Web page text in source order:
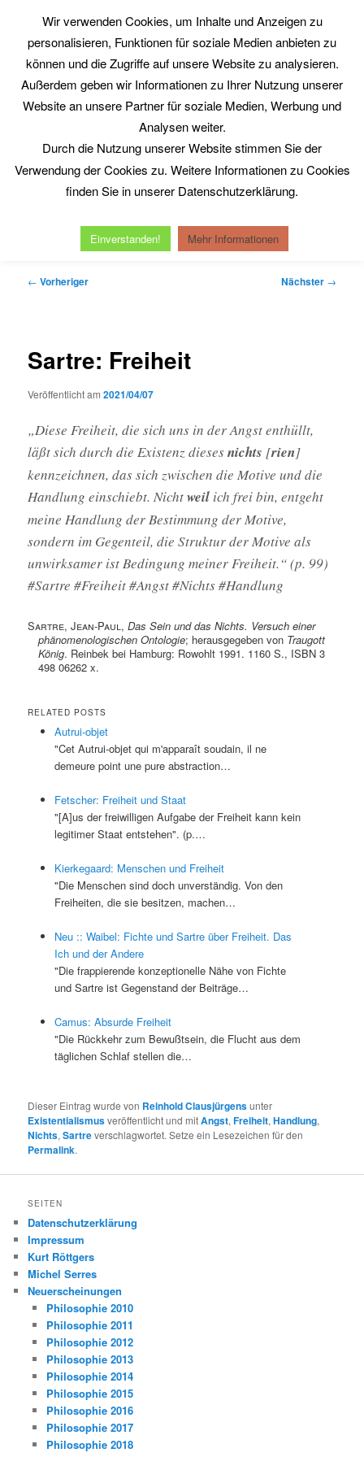
springenPhilosophy@Work
www.philosophy-at-work.eu
HauptmenüHome Neuerscheinungen Kurt Röttgers
Datenschutzerklärung Impressum
Beitragsnavigation
← Vorheriger Nächster →
Sartre: Freiheit
Veröffentlicht am2021/04/07
„Diese Freiheit, die sich uns in der Angst enthüllt,
läßt sich durch die Existenz diesesnichts [rien]
kennzeichnen, das sich zwischen die Motive und die
Handlung ein­schiebt. Nichtweil ich frei bin, entgeht
meine Handlung der Bestimmung der Motive,
sondern im Gegenteil, die Struktur der Motive als
unwirksamer ist Bedingung meiner Freiheit.“ (p. 99)
#Sartre #Freiheit #Angst #Nichts #Handlung
Sartre, Jean-Paul ,Das Sein und das Nichts. Versuch einer
phänomenologischen Ontologie; herausgegeben von Traugott
König. Reinbek bei Hamburg: Rowohlt 1991. 1160 S., ISBN 3
498 06262 x.
RELATED POSTS
Autrui-objet
"Cet Autrui-objet qui m'apparaît soudain, il ne
demeure point une pure abstraction…
Fetscher: Freiheit und Staat
"[A]us der freiwilligen Aufgabe der Freiheit kann kein
legitimer Staat entstehen". (p.…
Kierkegaard: Menschen und Freiheit
"Die Menschen sind doch unverständig. Von den
Freiheiten, die sie besitzen, machen…
Neu :: Waibel: Fichte und Sartre über Freiheit. Das
Ich und der Andere
"Die frappierende konzeptionelle Nähe von Fichte
und Sartre ist Gegenstand der Beiträge…
Camus: Absurde Freiheit
"Die Rückkehr zum Bewußtsein, die Flucht aus dem
täglichen Schlaf stellen die…
Dieser Eintrag wurde von Reinhold Clausjürgensunter
Existentialismusveröffentlicht und mitAngst,Freiheit,Handlung,
Nichts,Sartreverschlagwortet. Setze ein Lesezeichen für den
Permalink.
SEITEN
Datenschutzerklärung
Impressum
Kurt Röttgers
Michel Serres
Neuerscheinungen
Philosophie 2010
Philosophie 2011
Philosophie 2012
Philosophie 2013
Philosophie 2014
Philosophie 2015
Philosophie 2016
Philosophie 2017
Philosophie 2018
Wir verwenden Cookies, um Inhalte und Anzeigen zu
personalisieren, Funktionen für soziale Medien anbieten zu
können und die Zugriffe auf unsere Website zu analysieren.
Außerdem geben wir Informationen zu Ihrer Nutzung unserer
Website an unsere Partner für soziale Medien, Werbung und
Analysen weiter.
Durch die Nutzung unserer Website stimmen Sie der
Verwendung der Cookies zu. Weitere Informationen zu Cookies
finden Sie in unserer Datenschutzerklärung.
Einverstanden! Mehr Informationen